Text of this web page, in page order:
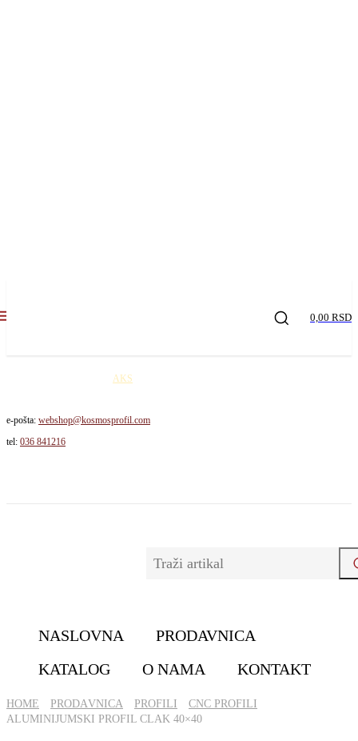
0,00 RSD
AKS
e-pošta: webshop@kosmosprofil.com
tel: 036 841216
NASLOVNA
PRODAVNICA
KATALOG
O NAMA KONTAKT
HOME PRОDАVNICА PROFILI
CNC PROFILI
ALUMINIJUMSKI PROFIL CLAK 40×40